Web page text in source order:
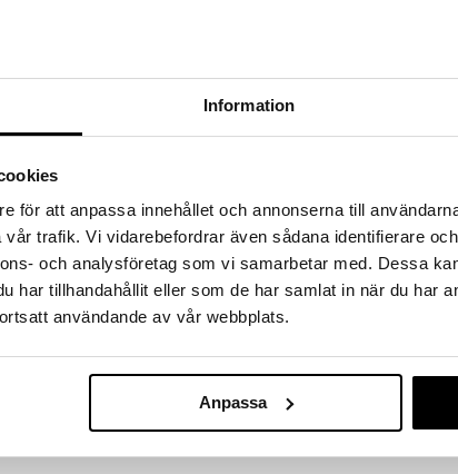
Information
för att anpassa innehållet och annonserna till
trafik. Vi vidarebefordrar även sådana identifierare
och analysföretag som vi samarbetar med. Dessa
har tillhandahållit eller som de har samlat in när du har
användande av vår webbplats.
Anpassa
löydöt kotiin!
31.8.2026 asti mutta ole nopea -
ale-löydöt »
Ardeilta on tiivistettyä kosteustuotetta
jättämättä iholle rasvaista kalvoa. Tämä
auttaa vähentämään kuivuutta ja antaa koko
tai jokaisen suihkun jälkeen.
Eight